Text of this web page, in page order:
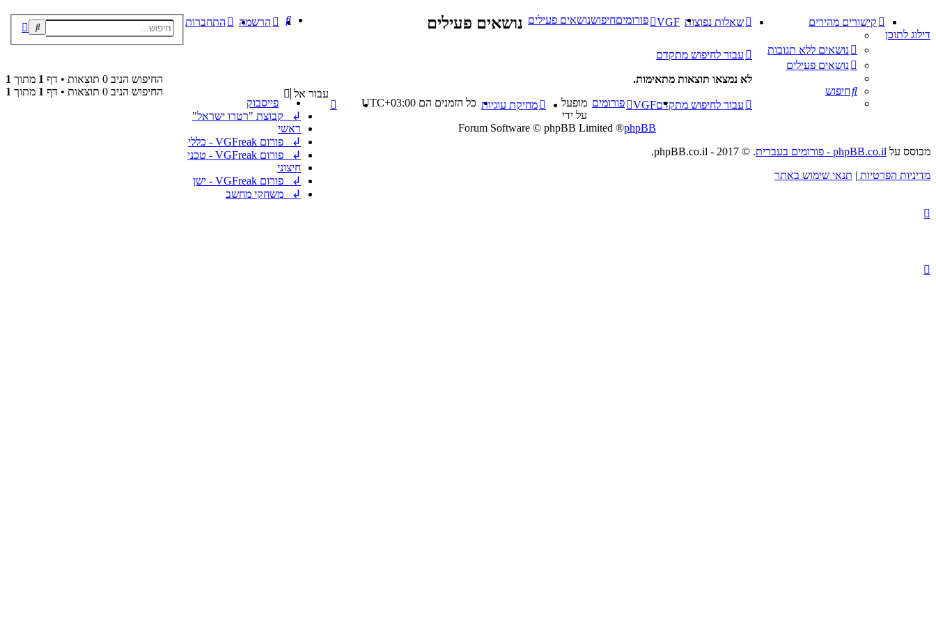
דילוג לתוכן
חיפושחיפוש
מתקדם
קישורים מהירים
נושאים ללא תגובות
נושאים פעילים
חיפוש
שאלות נפוצות התחברות הרשמה VGF פורומיםחיפושנושאים פעילים חיפוש נושאים פעילים
עבור לחיפוש מתקדם
החיפוש הניב 0 תוצאות • דף 1 מתוך 1
לא נמצאו תוצאות מתאימות.
החיפוש הניב 0 תוצאות • דף
1 מתוך 1
עבור לחיפוש מתקדם
עבור אל
פייסבוק
↲ קבוצת "רטרו ישראל"
ראשי
↲ פורום VGFreak - כללי
↲ פורום VGFreak - טכני
חיצוני
↲ פורום VGFreak - ישן
↲ משחקי מחשב
VGF פורומים כל הזמנים הם UTC+03:00 מחיקת עוגיות
מופעל
על ידי
phpBB
® Forum Software © phpBB Limited
מבוסס על phpBB.co.il - פורומים בעברית
. © 2017 - phpBB.co.il.
מדיניות הפרטיות | תנאי שימוש באתר